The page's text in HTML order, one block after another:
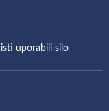
uporabili silo